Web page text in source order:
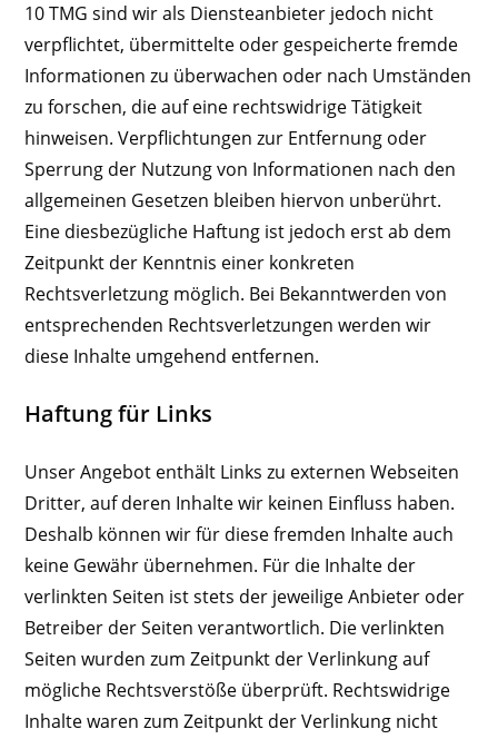
10 TMG sind wir als Diensteanbieter jedoch nicht
verpflichtet, übermittelte oder gespeicherte fremde
Informationen zu überwachen oder nach Umständen
zu forschen, die auf eine rechtswidrige Tätigkeit
hinweisen. Verpflichtungen zur Entfernung oder
Sperrung der Nutzung von Informationen nach den
allgemeinen Gesetzen bleiben hiervon unberührt.
Eine diesbezügliche Haftung ist jedoch erst ab dem
Zeitpunkt der Kenntnis einer konkreten
Rechtsverletzung möglich. Bei Bekanntwerden von
entsprechenden Rechtsverletzungen werden wir
diese Inhalte umgehend entfernen.
Haftung für Links
Unser Angebot enthält Links zu externen Webseiten
Dritter, auf deren Inhalte wir keinen Einfluss haben.
Deshalb können wir für diese fremden Inhalte auch
keine Gewähr übernehmen. Für die Inhalte der
verlinkten Seiten ist stets der jeweilige Anbieter oder
Betreiber der Seiten verantwortlich. Die verlinkten
Seiten wurden zum Zeitpunkt der Verlinkung auf
mögliche Rechtsverstöße überprüft. Rechtswidrige
Inhalte waren zum Zeitpunkt der Verlinkung nicht